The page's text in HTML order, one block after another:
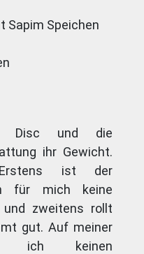
Sapim Speichen
Disc und die
ihr Gewicht.
ist der
für mich keine
und zweitens rollt
gut. Auf meiner
ich keinen